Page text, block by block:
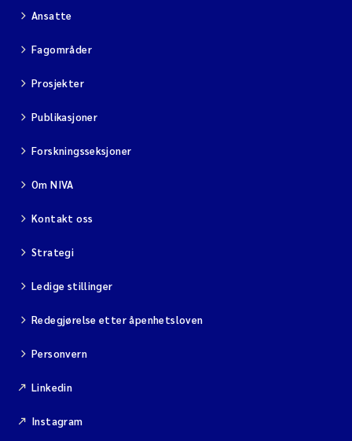
Ansatte
Fagområder
Prosjekter
Publikasjoner
Forskningsseksjoner
Om NIVA
Kontakt oss
Strategi
Ledige stillinger
Redegjørelse etter åpenhetsloven
Personvern
Linkedin
Instagram